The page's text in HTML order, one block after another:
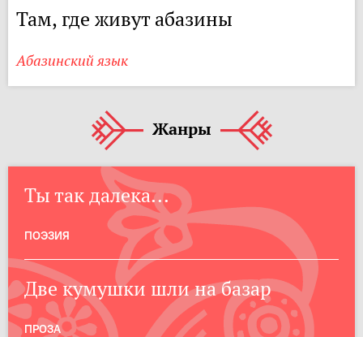
Там, где живут абазины
Абазинский язык
Жанры
Ты так далека...
ПОЭЗИЯ
Две кумушки шли на базар
ПРОЗА